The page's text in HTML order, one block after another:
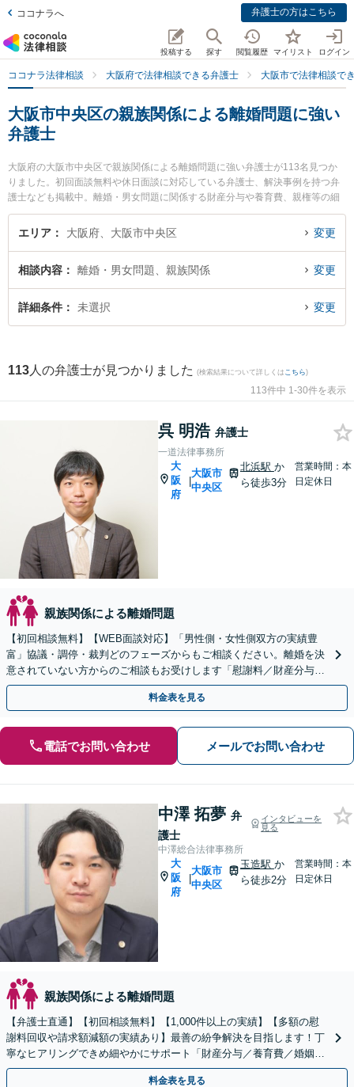
ココナラへ 弁護士の方はこちら
投稿する 探す 閲覧履歴 マイリスト ログイン
ココナラ法律相談 大阪府で法律相談できる弁護士 大阪市で法律相談で
大阪市中央区の親族関係による離婚問題に強い
弁護士
大阪府の大阪市中央区で親族関係による離婚問題に強い弁護士が113名見つか
りました。初回面談無料や休日面談に対応している弁護士、解決事例を持つ弁
護士なども掲載中。離婚・男女問題に関係する財産分与や養育費、親権等の細
かな分野での絞り込み検索もでき便利です。特に一道法律事務所の呉 明浩弁護
士や中澤総合法律事務所の中澤 拓夢弁護士、梅田法律事務所の中村 直志弁護士
護士に相談したい』『親族関係による離婚問題のトラブル解決の実績豊富な近
くの弁護士を検索したい』『初回相談無料で親族関係による離婚問題を法律相
談できる大阪市中央区内の弁護士に相談予約したい』などでお困りの相談者さ
エリア 大阪府、大阪市中央区 変更
相談内容 離婚・男女問題、親族関係 変更
詳細条件 未選択 変更
113 人の弁護士が見つかりました (検索結果について詳しくは こちら)
113件中 1-30件を表示
呉 明浩 弁護士
一道法律事務所
大
阪
府
|
大阪市
中央区
北浜駅 か
ら徒歩3分
営業時間：本
日定休日
親族関係による離婚問題
【初回相談無料】【WEB面談対応】「男性側・女性側双方の実績豊
富」協議・調停・裁判どのフェーズからもご相談ください。離婚を決
意されていない方からのご相談もお受けします「慰謝料／財産分与／
養育費・面会交流／婚姻費用ほか」【休日・夜間相談可】
料金表を見る
電話でお問い合わせ メールでお問い合わせ
中澤 拓夢 弁
護士
インタビューを
見る
中澤総合法律事務所
大
阪
府
|
大阪市
中央区
玉造駅 か
ら徒歩2分
営業時間：本
日定休日
親族関係による離婚問題
【弁護士直通】【初回相談無料】【1,000件以上の実績】【多額の慰
謝料回収や請求額減額の実績あり】最善の紛争解決を目指します！丁
寧なヒアリングできめ細やかにサポート「財産分与／養育費／婚姻費
用／親権／面会交流／不貞の慰謝料請求ほか
料金表を見る